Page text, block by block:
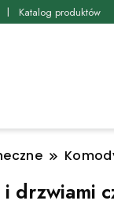
Katalog produktów
drzwiami